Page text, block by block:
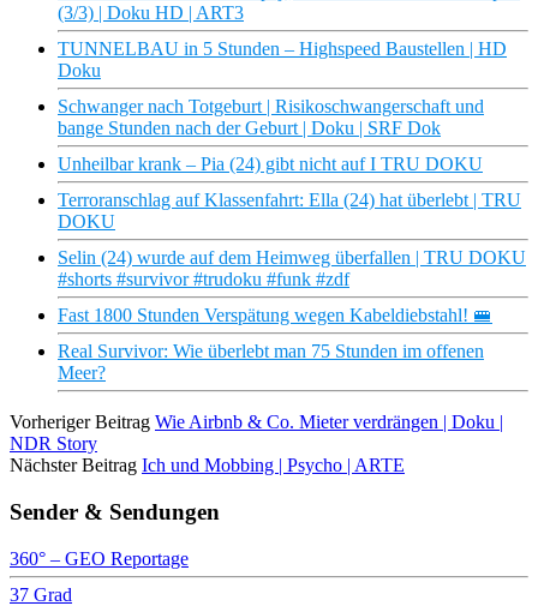
(3/3) | Doku HD | ART3
TUNNELBAU in 5 Stunden – Highspeed Baustellen | HD
Doku
Schwanger nach Totgeburt | Risikoschwangerschaft und
bange Stunden nach der Geburt | Doku | SRF Dok
Unheilbar krank – Pia (24) gibt nicht auf I TRU DOKU
Terroranschlag auf Klassenfahrt: Ella (24) hat überlebt | TRU
DOKU
Selin (24) wurde auf dem Heimweg überfallen | TRU DOKU
#shorts #survivor #trudoku #funk #zdf
Fast 1800 Stunden Verspätung wegen Kabeldiebstahl! 🚝
Real Survivor: Wie überlebt man 75 Stunden im offenen
Meer?
Vorheriger Beitrag Wie Airbnb & Co. Mieter verdrängen | Doku |
NDR Story
Nächster Beitrag Ich und Mobbing | Psycho | ARTE
Sender & Sendungen
360° – GEO Reportage
37 Grad